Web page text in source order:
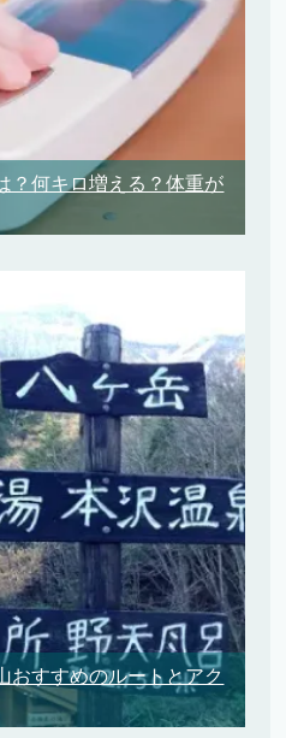
？何キロ増える？体重が
おすすめのルートとアク